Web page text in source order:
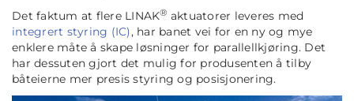
Det faktum at flere LINAK® aktuatorer leveres med
integrert styring (IC), har banet vei for en ny og mye
enklere måte å skape løsninger for parallellkjøring. Det
har dessuten gjort det mulig for produsenten å tilby
båteierne mer presis styring og posisjonering.